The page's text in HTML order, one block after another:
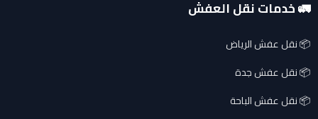
🚛 خدمات نقل العفش
📦 نقل عفش الرياض
📦 نقل عفش جدة
📦 نقل عفش الباحة